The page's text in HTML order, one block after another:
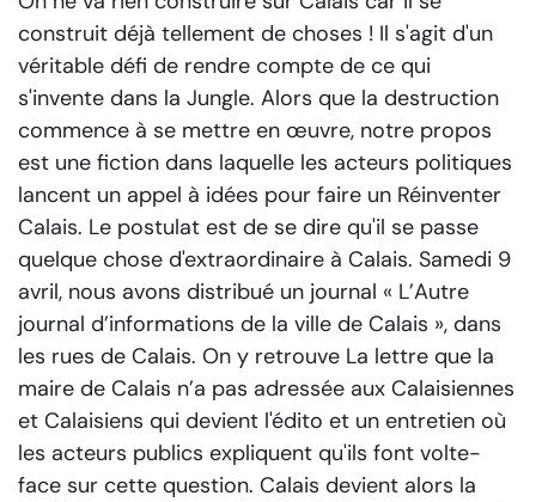
construit déjà tellement de choses ! Il s'agit d'un
véritable défi de rendre compte de ce qui
s'invente dans la Jungle. Alors que la destruction
commence à se mettre en œuvre, notre propos
est une fiction dans laquelle les acteurs politiques
lancent un appel à idées pour faire un Réinventer
Calais. Le postulat est de se dire qu'il se passe
quelque chose d'extraordinaire à Calais. Samedi 9
avril, nous avons distribué un journal « L’Autre
journal d’informations de la ville de Calais », dans
les rues de Calais. On y retrouve La lettre que la
maire de Calais n’a pas adressée aux Calaisiennes
et Calaisiens qui devient l'édito et un entretien où
les acteurs publics expliquent qu'ils font volte-
face sur cette question. Calais devient alors la